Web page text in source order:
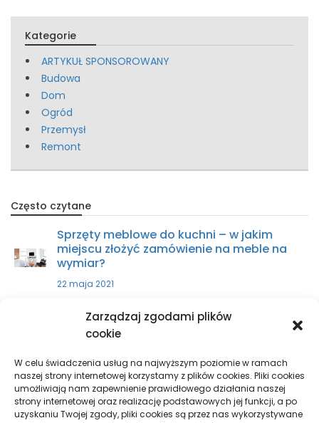
Zarządzaj zgodami plików
cookie
W celu świadczenia usług na najwyższym poziomie w ramach
naszej strony internetowej korzystamy z plików cookies. Pliki cookies
umożliwiają nam zapewnienie prawidłowego działania naszej
strony internetowej oraz realizację podstawowych jej funkcji, a po
uzyskaniu Twojej zgody, pliki cookies są przez nas wykorzystywane
Kategorie
ARTYKUŁ SPONSOROWANY
Budowa
Dom
Ogród
Przemysł
Remont
Często czytane
Sprzęty meblowe do kuchni – w jakim
miejscu złożyć zamówienie na meble na
wymiar?
22 maja 2021
Zakup części do ciągnika – w jakim
miejscu kupić?
9 kwietnia 2021
Sprzęty skrawające – wszystko, co
musisz wiedzieć